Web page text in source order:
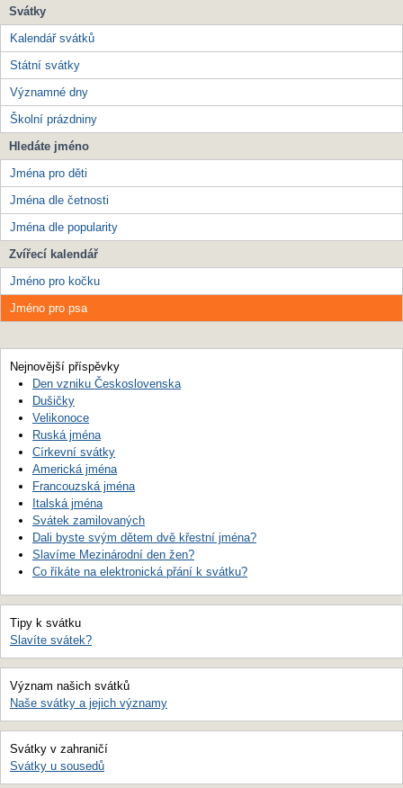
Svátky
Kalendář svátků
Státní svátky
Významné dny
Školní prázdniny
Hledáte jméno
Jména pro děti
Jména dle četnosti
Jména dle popularity
Zvířecí kalendář
Jméno pro kočku
Jméno pro psa
Nejnovější příspěvky
Den vzniku Československa
Dušičky
Velikonoce
Ruská jména
Církevní svátky
Americká jména
Francouzská jména
Italská jména
Svátek zamilovaných
Dali byste svým dětem dvě křestní jména?
Slavíme Mezinárodní den žen?
Co říkáte na elektronická přání k svátku?
Tipy k svátku
Slavíte svátek?
Význam našich svátků
Naše svátky a jejich významy
Svátky v zahraničí
Svátky u sousedů